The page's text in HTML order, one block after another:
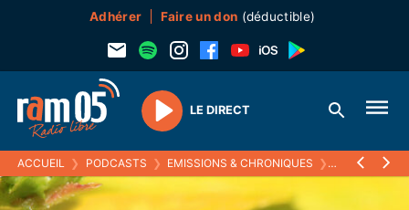
Adhérer Faire un don (déductible)
Play
LE DIRECT
ACCUEIL ❯ PODCASTS ❯ EMISSIONS & CHRONIQUES ❯ BEES, BEES,